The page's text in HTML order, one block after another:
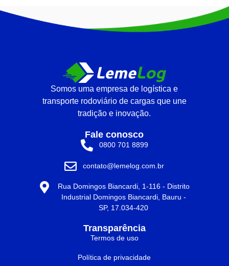
Somos uma empresa de logística e
transporte rodoviário de cargas que une
tradição e inovação.
Fale conosco
0800 701 8899
contato@lemelog.com.br
Rua Domingos Biancardi, 1-116 - Distrito
Industrial Domingos Biancardi, Bauru -
SP, 17.034-420
Transparência
Termos de uso
Política de privacidade